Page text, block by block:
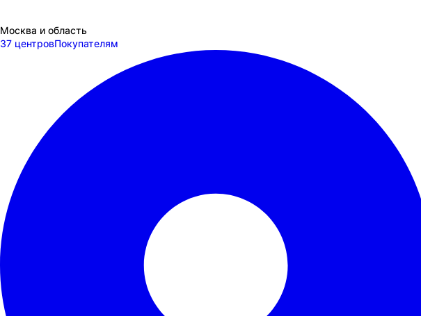
Москва и область
37 центровПокупателям